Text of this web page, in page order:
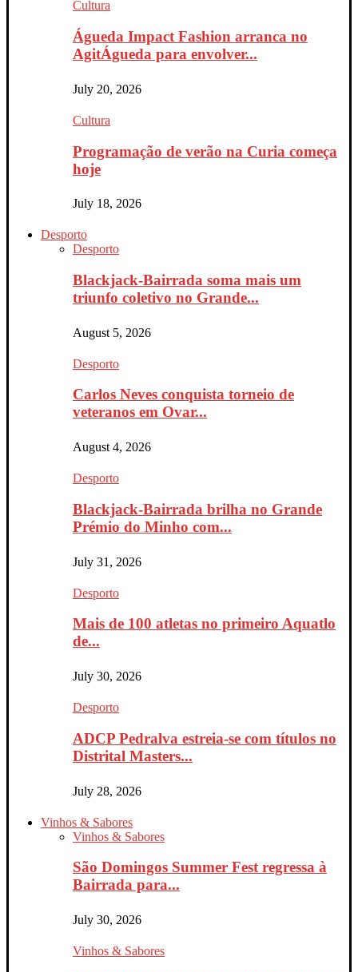
Cultura
Águeda Impact Fashion arranca no
AgitÁgueda para envolver...
July 20, 2026
Cultura
Programação de verão na Curia começa
hoje
July 18, 2026
Desporto
Desporto
Blackjack-Bairrada soma mais um
triunfo coletivo no Grande...
August 5, 2026
Desporto
Carlos Neves conquista torneio de
veteranos em Ovar...
August 4, 2026
Desporto
Blackjack-Bairrada brilha no Grande
Prémio do Minho com...
July 31, 2026
Desporto
Mais de 100 atletas no primeiro Aquatlo
de...
July 30, 2026
Desporto
ADCP Pedralva estreia-se com títulos no
Distrital Masters...
July 28, 2026
Vinhos & Sabores
Vinhos & Sabores
São Domingos Summer Fest regressa à
Bairrada para...
July 30, 2026
Vinhos & Sabores